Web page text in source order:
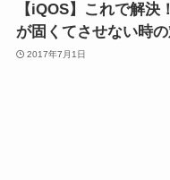
【iQOS】これで解
が固くてさせない時の
2017年7月1日